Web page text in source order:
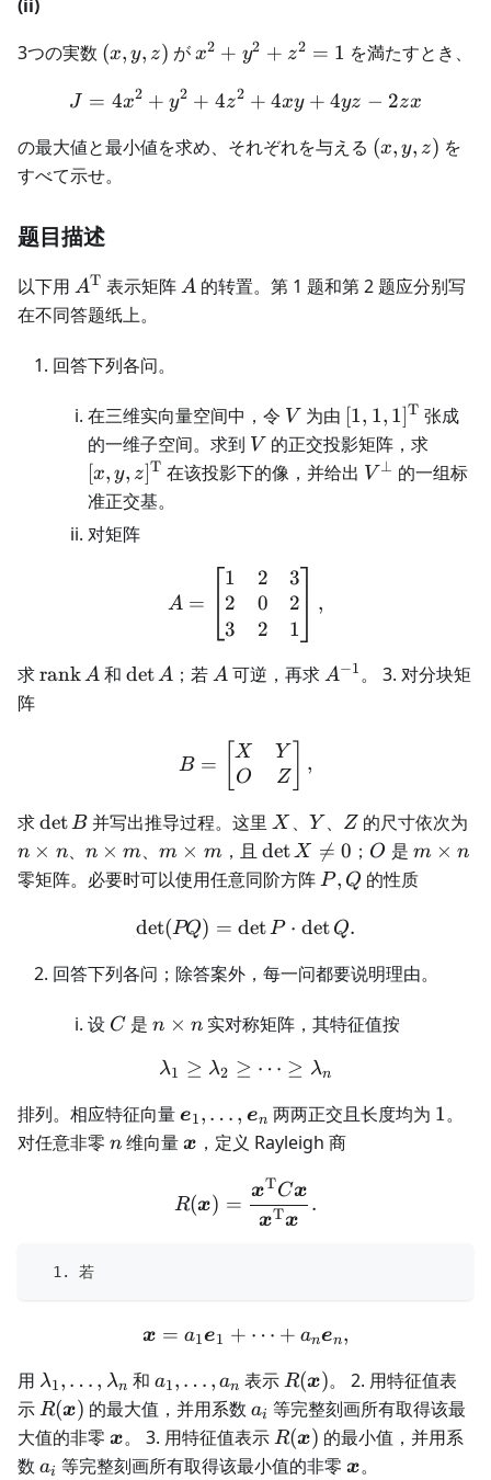
(ii)
3つの実数 (x,
z)
(x, y, z) がx^2
y^2
z^2
x2 + y2 + z2 = 1 を満たすとき、
J = 4x^2 + y^2 + 4z^2 +
J = 4x2 + y2 + 4z2 + 4xy + 4yz − 2zx
の最大値と最小値を求め、それぞれを与える (x,
(x, y, z) を
すべて示せ。
题目描述
以下用 A^{\mathrm
T}
AT 表示矩阵 A
A 的转置。第 1 题和第 2 题应分别写
在不同答题纸上。
回答下列各问。
在三维实向量空间中，令 V
V 为由
T}
[1, 1, 1]T 张成
的一维子空间。求到 V
V 的正交投影矩阵，求
T}
[x, y, z]T 在该投影下的像，并给出 V^\perp
V ⊥ 的一组标
准正交基。
对矩阵
A= \begin{bmatrix}
A =
1
2
3
2
0
2
3
2
1
,
求\operatorname{rank}A
rankA 和\det
detA ；若A
A 可逆，再求A^{-1}
A−1。 3. 对分块矩
阵
B= \begin{bmatrix}
B =
X
O
Y
Z
,
求\det
B
detB 并写出推导过程。这里X
X 、 Y
Y 、 Z
Z 的尺寸依次为
n × n、 n\times
m
n × m、m\times
m
m × m，且 \det
X\ne0
detX 
= 0 ； O
O 是 m\times
n
m × n
零矩阵。必要时可以使用任意同阶方阵 P,Q
P, Q 的性质
\det(PQ)=\det
det(PQ) = detP ⋅ det Q.
回答下列各问；除答案外，每一问都要说明理由。
设 C
C 是n\times
n × n实对称矩阵，其特征值按
λ1 ≥ λ2 ≥ ⋯ ≥ λn
排列。相应特征向量 e1, … , en 两两正交且长度均为 1
1。
对任意非零 n
n 维向量 \boldsymbol{x}
x ，定义 Rayleigh 商
R(\boldsymbol{x})
R(x) =
xTx
xTCx
.
  1. 若
\boldsymbol{x}
x = a1e1 + ⋯ + anen,
用 \lambda_1,\ldots,\lambda_n
λ1, … , λn 和 a_1,\ldots,a_n
a1, … , an 表示R(\boldsymbol{x})
R(x)。 2. 用特征值表
示 R(\boldsymbol{x})
R(x) 的最大值，并用系数a_i
ai 等完整刻画所有取得该最
大值的非零 \boldsymbol{x}
x。 3. 用特征值表示 R(\boldsymbol{x})
R(x) 的最小值，并用系
数 a_i
ai 等完整刻画所有取得该最小值的非零 x。